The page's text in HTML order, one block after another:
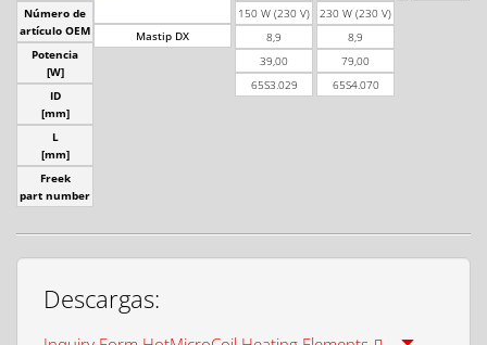
Número de
artículo OEM
Potencia
[W]
ID
[mm]
L
[mm]
Freek
part number
Mastip DX
150 W (230 V)
8,9
39,00
65S3.029
230 W (230 V)
8,9
79,00
65S4.070
Descargas: